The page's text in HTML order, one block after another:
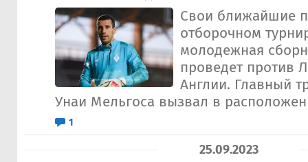
Свои ближайшие
отборочном
молодежная
проведет против
Англии. Главный
Унаи Мельгоса вызвал в
1
25.09.2023